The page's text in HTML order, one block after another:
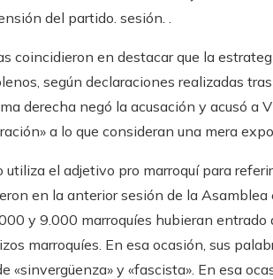
del partido. sesión. .
coincidieron en destacar que la
según declaraciones realizadas
derecha negó la acusación y acusó a
a lo que consideran una mera
utiliza el adjetivo pro marroquí para
en la anterior sesión de la
y 9.000 marroquíes hubieran
marroquíes. En esa ocasión, sus
«sinvergüenza» y «fascista». En esa